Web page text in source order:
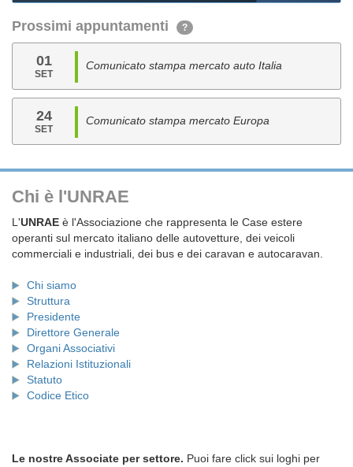
Prossimi appuntamenti ?
01
SET
Comunicato stampa mercato auto Italia
24
SET
Comunicato stampa mercato Europa
Chi è l'UNRAE
L'UNRAE è l'Associazione che rappresenta le Case estere
operanti sul mercato italiano delle autovetture, dei veicoli
commerciali e industriali, dei bus e dei caravan e autocaravan.
Chi siamo
Struttura
Presidente
Direttore Generale
Organi Associativi
Relazioni Istituzionali
Statuto
Codice Etico
Le nostre Associate per settore. Puoi fare click sui loghi per